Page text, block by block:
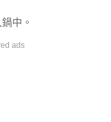
中。
ads